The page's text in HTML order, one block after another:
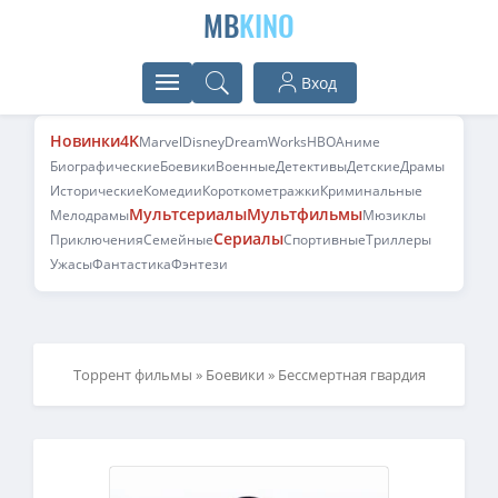
MBKINO
Вход
Новинки4KMarvelDisneyDreamWorksHBOАниме
БиографическиеБоевикиВоенныеДетективыДетскиеДрамы
ИсторическиеКомедииКороткометражкиКриминальные
МелодрамыМультсериалыМультфильмыМюзиклы
ПриключенияСемейныеСериалыСпортивныеТриллеры
УжасыФантастикаФэнтези
Торрент фильмы » Боевики » Бессмертная гвардия